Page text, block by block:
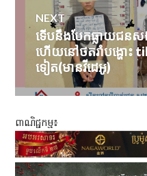
NEXT
Next
post:
ទើបនឹងបែកធ្លាយជនស
ហើយនៅថតរាំបង្ហោះ
ទៀត(មានវីដេអូ)
ពាណិជ្ជកម្ម៖